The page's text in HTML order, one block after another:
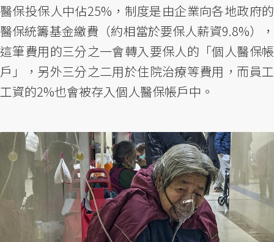
醫保投保人中佔25%，制度是由企業向各地政府的
醫保統籌基金繳費（約相當於要保人薪資9.8%），
這筆費用的三分之一會轉入要保人的「個人醫保帳
戶」，另外三分之二用於住院治療等費用，而員工
工資的2%也會被存入個人醫保帳戶中。